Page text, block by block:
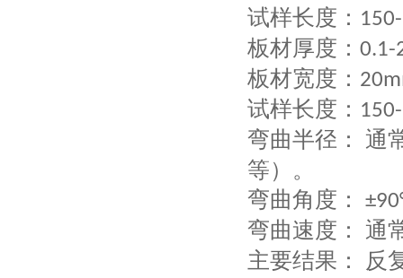
试样长度 ：
板材厚度： 0.1-
板材宽度：
试样长度：
弯曲半径：
通
等）。
弯曲角度：
弯曲速度：
通
主要结果：
反